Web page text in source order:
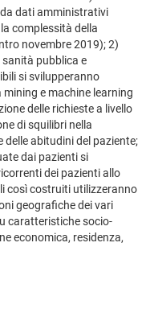
dati amministrativi
complessità della
novembre 2019); 2)
sanità pubblica e
si svilupperanno
e machine learning
delle richieste a livello
di squilibri nella
delle abitudini del paziente;
dai pazienti si
dei pazienti allo
così costruiti utilizzeranno
geografiche dei vari
caratteristiche socio-
economica, residenza,